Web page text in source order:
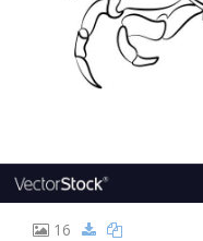
16